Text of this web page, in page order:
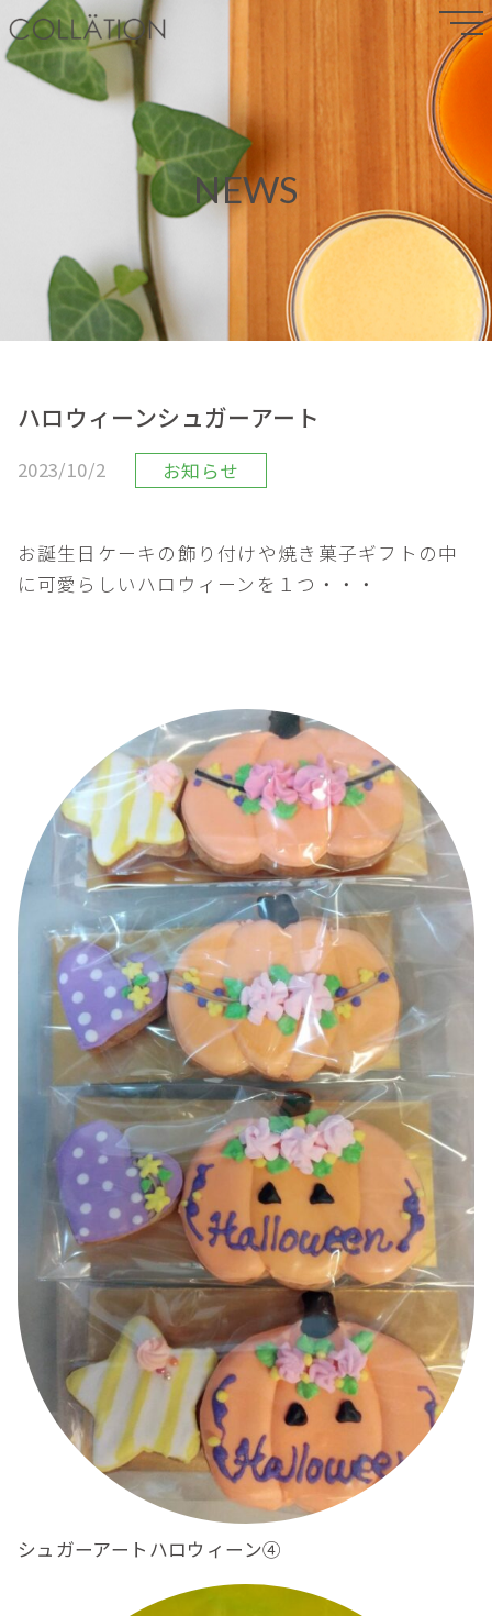
NEWS
ハロウィーンシュガーアート
2023/10/2 お知らせ
お誕生日ケーキの飾り付けや焼き菓子ギフトの中
に可愛らしいハロウィーンを１つ・・・
シュガーアートハロウィーン④